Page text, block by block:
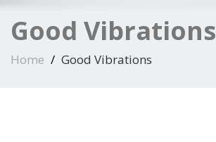
Good Vibrations
Home Good Vibrations